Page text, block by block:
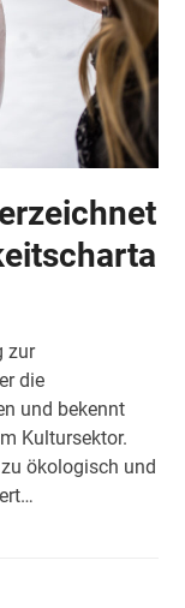
zur
die
und bekennt
Kultursektor.
ökologisch und